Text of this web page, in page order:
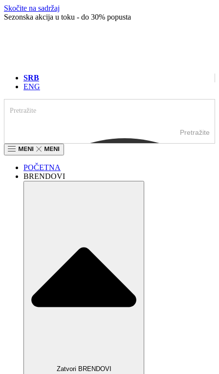
Skočite na sadržaj
Sezonska akcija u toku - do 30% popusta
SRB
ENG
Pretražite
POČETNA
BRENDOVI
Zatvori BRENDOVI